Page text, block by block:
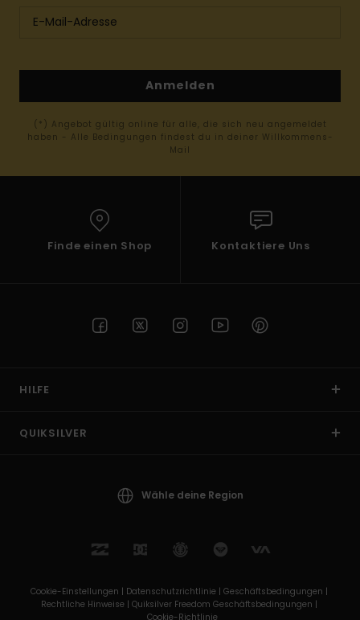
Anmelden
(*) Angebot gültig online für alle, die sich neu angemeldet
haben - Alle Bedingungen findest du in deiner Willkommens-
Mail
Finde einen Shop Kontaktiere Uns
HILFE
QUIKSILVER
Wähle deine Region
Cookie-Einstellungen | Datenschutzrichtlinie | Geschäftsbedingungen |
Rechtliche Hinweise | Quiksilver Freedom Geschäftsbedingungen |
Cookie-Richtlinie